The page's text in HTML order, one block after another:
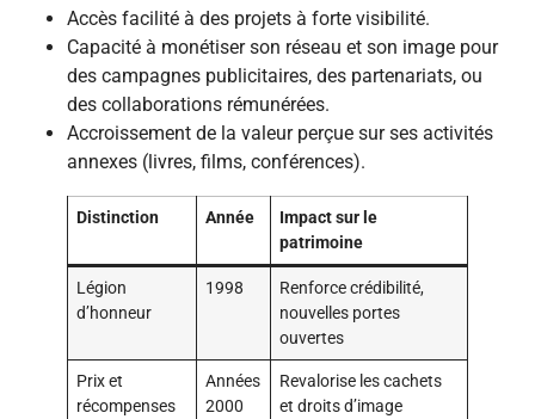
Accès facilité à des projets à forte visibilité.
Capacité à monétiser son réseau et son image pour
des campagnes publicitaires, des partenariats, ou
des collaborations rémunérées.
Accroissement de la valeur perçue sur ses activités
annexes (livres, films, conférences).
Distinction Année
Impact sur le
patrimoine
Légion
d’honneur
1998
Renforce crédibilité,
nouvelles portes
ouvertes
Prix et
récompenses
Années
2000
Revalorise les cachets
et droits d’image